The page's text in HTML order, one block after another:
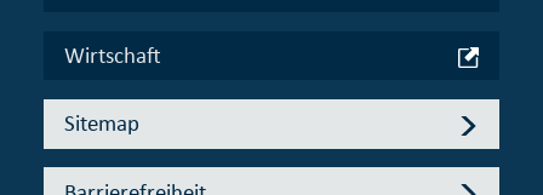
Wirtschaft
Sitemap